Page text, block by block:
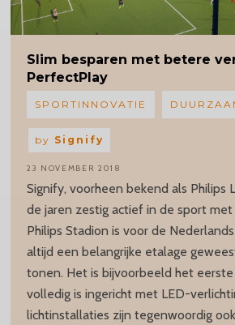
Slim besparen met betere
PerfectPlay
Signify, voorheen bekend als Philips
de jaren zestig actief in de sport
Philips Stadion is voor de
altijd een belangrijke etalage
tonen. Het is bijvoorbeeld het
volledig is ingericht met LED-
lichtinstallaties zijn tegenwoordig
SPORTINNOVATIE
by Signify
23 NOVEMBER 2018